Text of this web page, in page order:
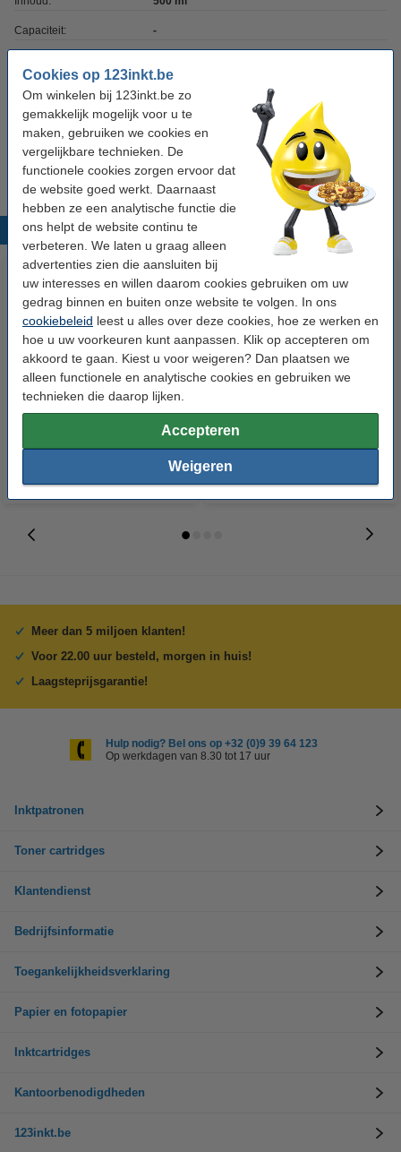
Cookies op 123inkt.be
Om winkelen bij 123inkt.be zo
gemakkelijk mogelijk voor u te
maken, gebruiken we cookies en
vergelijkbare technieken. De
functionele cookies zorgen ervoor dat
de website goed werkt. Daarnaast
hebben ze een analytische functie die
ons helpt de website continu te
verbeteren. We laten u graag alleen
advertenties zien die aansluiten bij
uw interesses en willen daarom cookies gebruiken om uw
gedrag binnen en buiten onze website te volgen. In ons
cookiebeleid leest u alles over deze cookies, hoe ze werken en
hoe u uw voorkeuren kunt aanpassen. Klik op accepteren om
akkoord te gaan. Kiest u voor weigeren? Dan plaatsen we
alleen functionele en analytische cookies en gebruiken we
technieken die daarop lijken.
Accepteren
Weigeren
Capaciteit: -
EAN-code: 0010343834620
Ons artikelnr: 025360
Nummer: C13T511011
Populaire producten
Epson T512 inktcartridge geel
Meer dan 5 miljoen klanten!
Voor 22.00 uur besteld, morgen in huis!
Laagsteprijsgarantie!
Hulp nodig? Bel ons op +32 (0)9 39 64 123
Op werkdagen van 8.30 tot 17 uur
Inktpatronen
Toner cartridges
Klantendienst
Bedrijfsinformatie
Toegankelijkheidsverklaring
Papier en fotopapier
Inktcartridges
Kantoorbenodigdheden
123inkt.be